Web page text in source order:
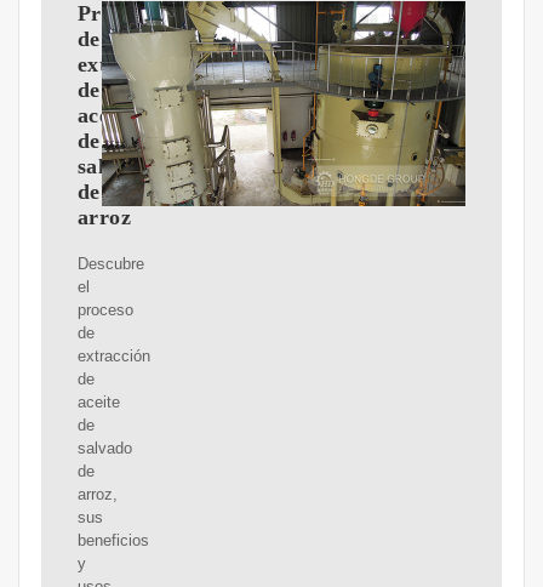
Proceso
de
extracción
de
aceite
de
salvado
de
arroz
Descubre
el
proceso
de
extracción
de
aceite
de
salvado
de
arroz,
sus
beneficios
y